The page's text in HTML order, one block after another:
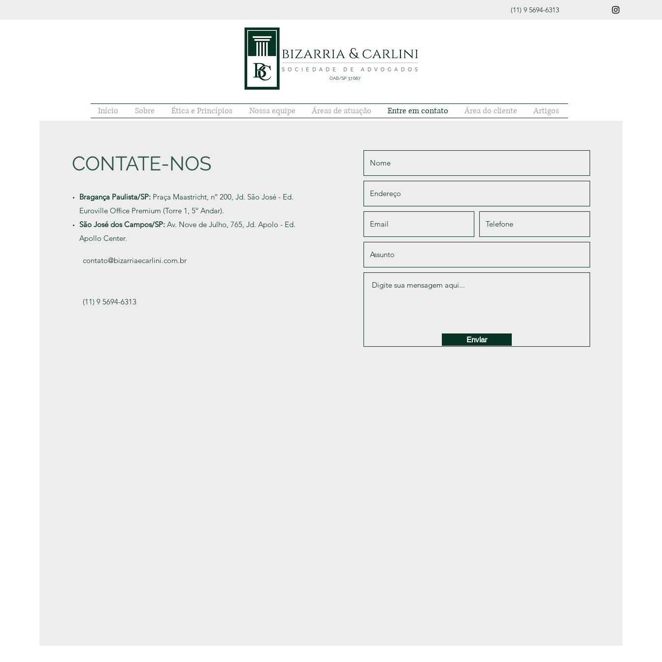
(11) 9 5694-6313
OAB/SP 37.667
Início Sobre Ética e Princípios Nossa equipe Áreas de atuação Entre em contato Área do cliente Artigos
CONTATE-NOS
Bragança Paulista/SP: Praça Maastricht, nº 200, Jd. São José - Ed.
Euroville Office Premium (Torre 1, 5º Andar).
São José dos Campos/SP: Av. Nove de Julho, 765, Jd. Apolo - Ed.
Apollo Center.
contato@bizarriaecarlini.com.br
(11) 9 5694-6313
Enviar